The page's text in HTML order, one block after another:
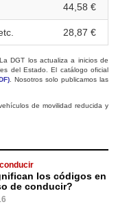
44,58 €
28,87 €
DGT los actualiza a inicios de
del Estado. El catálogo oficial
. Nosotros solo publicamos las
de movilidad reducida y
los códigos en
de conducir?